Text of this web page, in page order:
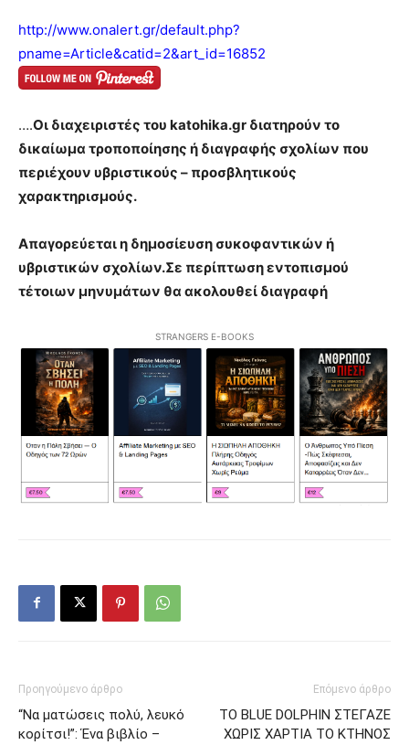
http://www.onalert.gr/default.php?
pname=Article&catid=2&art_id=16852
….Οι διαχειριστές του katohika.gr διατηρούν το
δικαίωμα τροποποίησης ή διαγραφής σχολίων που
περιέχουν υβριστικούς – προσβλητικούς
χαρακτηρισμούς.
Απαγορεύεται η δημοσίευση συκοφαντικών ή
υβριστικών σχολίων.Σε περίπτωση εντοπισμού
τέτοιων μηνυμάτων θα ακολουθεί διαγραφή
STRANGERS E-BOOKS
Προηγούμενο άρθρο
“Να ματώσεις πολύ, λευκό
κορίτσι!”: Ένα βιβλίο –
Επόμενο άρθρο
ΤΟ BLUE DOLPHIN ΣΤΕΓΑΖΕ
ΧΩΡΙΣ ΧΑΡΤΙΑ ΤΟ ΚΤΗΝΟΣ